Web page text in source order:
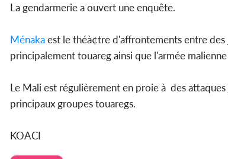
La gendarmerie a ouvert une enquête.
Ménakaest le théà¢tre d'affrontements entre
principalement touareg ainsi que l'armée
Le Mali est régulièrement en proie à des
principaux groupes touaregs.
KOACI